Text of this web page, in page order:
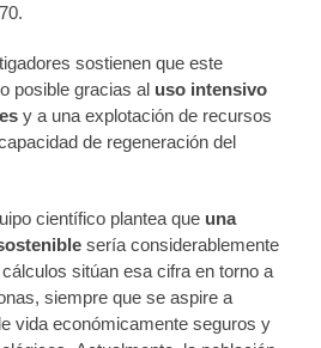
sostienen que este
posible gracias al uso intensivo
y a una explotación de recursos
de regeneración del
científico plantea que una
sería considerablemente
sitúan esa cifra en torno a
siempre que se aspire a
vida económicamente seguros y